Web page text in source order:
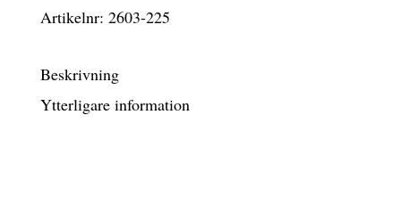
190 kr.
Artikelnr: 2603-225
Beskrivning
Ytterligare information